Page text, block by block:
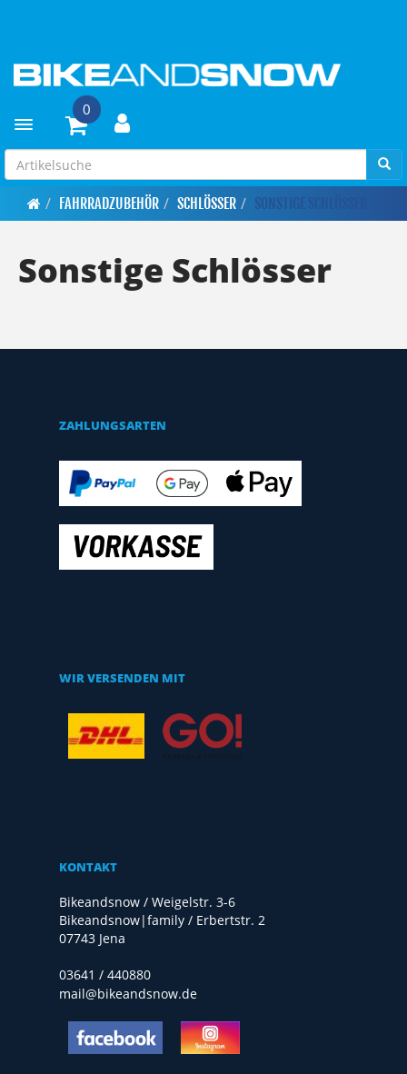
Toggle navigation
0
FAHRRADZUBEHÖR SCHLÖSSER SONSTIGE SCHLÖSSER
Sonstige Schlösser
ZAHLUNGSARTEN
WIR VERSENDEN MIT
KONTAKT
Bikeandsnow / Weigelstr. 3-6
Bikeandsnow|family / Erbertstr. 2
07743 Jena
03641 / 440880
mail@bikeandsnow.de